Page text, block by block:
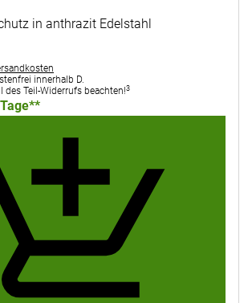
in anthrazit Edelstahl
innerhalb D.
des Teil-Widerrufs beachten!3